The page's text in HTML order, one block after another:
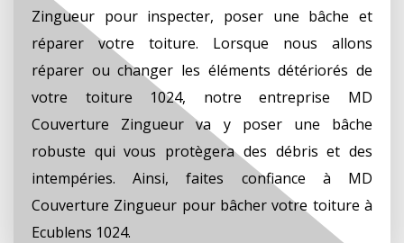
Zingueur pour inspecter, poser une bâche et
réparer votre toiture. Lorsque nous allons
réparer ou changer les éléments détériorés de
votre toiture 1024, notre entreprise MD
Couverture Zingueur va y poser une bâche
robuste qui vous protègera des débris et des
intempéries. Ainsi, faites confiance à MD
Couverture Zingueur pour bâcher votre toiture à
Ecublens 1024.